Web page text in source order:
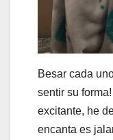
Besar cada
sentir su
excitante, he
encanta es